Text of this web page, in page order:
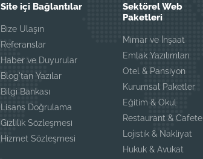
Site içi Bağlantılar
Bize Ulaşın
Referanslar
Haber ve Duyurular
Blog'tan Yazılar
Bilgi Bankası
Lisans Doğrulama
Gizlilik Sözleşmesi
Hizmet Sözleşmesi
Sektörel Web
Paketleri
Mimar ve İnşaat
Emlak Yazılımları
Otel & Pansiyon
Kurumsal Paketler
Eğitim & Okul
Restaurant &
Lojistik & Nakliyat
Hukuk & Avukat